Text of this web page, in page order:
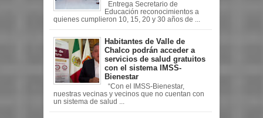
Entrega Secretario de
Educación reconocimientos a
quienes cumplieron 10, 15, 20 y 30 años de ...
Habitantes de Valle de
Chalco podrán acceder a
servicios de salud gratuitos
con el sistema IMSS-
Bienestar
“Con el IMSS-Bienestar,
nuestras vecinas y vecinos que no cuentan con
un sistema de salud ...